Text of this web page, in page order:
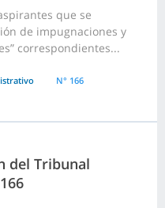
que se
de impugnaciones y
correspondientes...
N° 166
del Tribunal